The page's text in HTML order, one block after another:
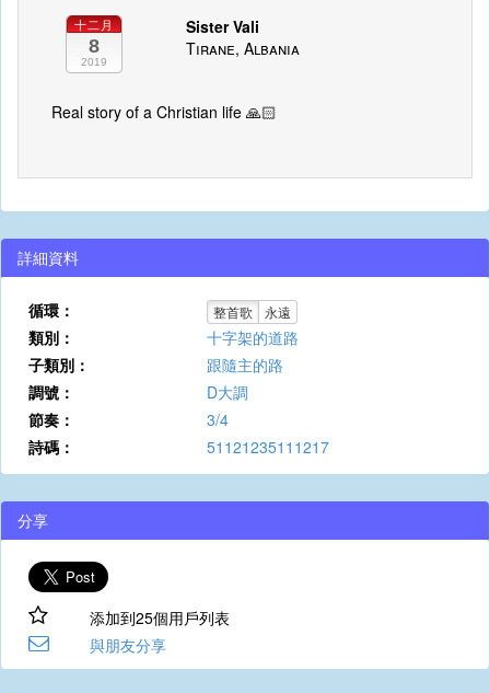
十二月
8
2019
Sister Vali
Tirane, Albania
Real story of a Christian life 🙏🏻
詳細資料
循環： 整首歌 永遠
類別：
十字架的道路
子類別：
跟隨主的路
調號：
D大調
節奏：
3/4
詩碼：
51121235111217
分享
添加到25個用戶列表
與朋友分享